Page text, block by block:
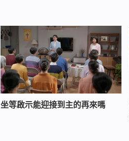
坐等啟示能迎接到主的再來嗎